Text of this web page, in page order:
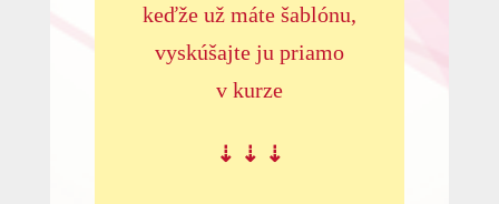
keďže už máte šablónu,
vyskúšajte ju priamo
v kurze
⇣ ⇣ ⇣